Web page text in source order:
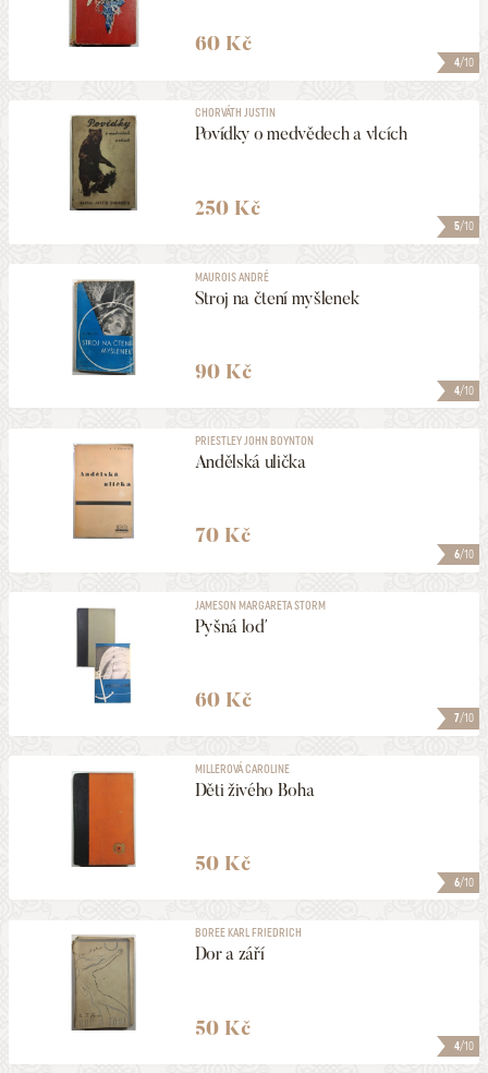
4/10
60 Kč
5/10
CHORVÁTH JUSTIN
Povídky o medvědech a vlcích
250 Kč
4/10
MAUROIS ANDRÉ
Stroj na čtení myšlenek
90 Kč
6/10
PRIESTLEY JOHN BOYNTON
Andělská ulička
70 Kč
7/10
JAMESON MARGARETA STORM
Pyšná loď
60 Kč
6/10
MILLEROVÁ CAROLINE
Děti živého Boha
50 Kč
4/10
BOREE KARL FRIEDRICH
Dor a září
50 Kč